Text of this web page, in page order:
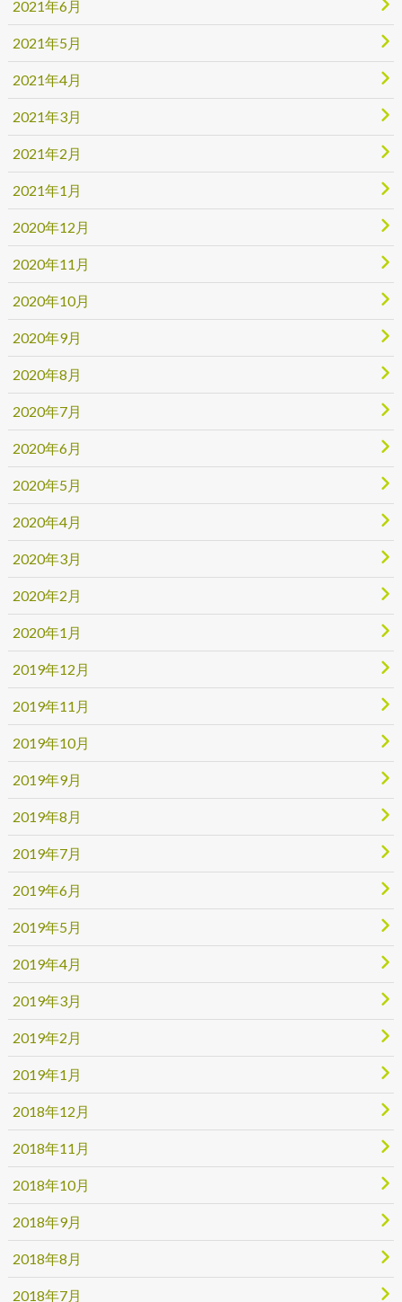
2021年6月
2021年5月
2021年4月
2021年3月
2021年2月
2021年1月
2020年12月
2020年11月
2020年10月
2020年9月
2020年8月
2020年7月
2020年6月
2020年5月
2020年4月
2020年3月
2020年2月
2020年1月
2019年12月
2019年11月
2019年10月
2019年9月
2019年8月
2019年7月
2019年6月
2019年5月
2019年4月
2019年3月
2019年2月
2019年1月
2018年12月
2018年11月
2018年10月
2018年9月
2018年8月
2018年7月